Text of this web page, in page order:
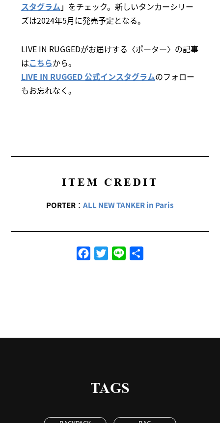
スタグラム 」をチェック。新しいタンカーシリー
ズは2024年5月に発売予定となる。
LIVE IN RUGGEDがお届けする〈ポーター〉の記事
はこちらから。
LIVE IN RUGGED 公式インスタグラムのフォロー
もお忘れなく。
ITEM CREDIT
PORTER ：ALL NEW TANKER in Paris
FacebookTwitterLine
TAGS